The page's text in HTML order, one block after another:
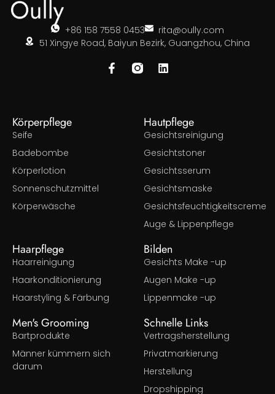
+86 158 7558 0453
rita@oully.com
51 Xingye Road, Baiyun Bezirk, Guangzhou, China
Körperpflege
Seife
Badebombe
Körperlotion
Sonnenschutzmittel
Körperwäsche
Hautpflege
Gesichtsreinigung
Gesichtstoner
Gesichtsserum
Gesichtsmaske
Gesichtsfeuchtigkeitscreme
Auge & Lippenpflege
Haarpflege
Haarreinigung
Haarkonditionierung
Haarstyling & Färbung
Bilden
Gesichts Make -up
Augen Make -up
Lippenmake -up
Men's Grooming
Bartprodukte
Männer kümmern sich
darum
Schnelle Links
Vertragsherstellung
Privatmarkierung
Herstellung
Dropshipping